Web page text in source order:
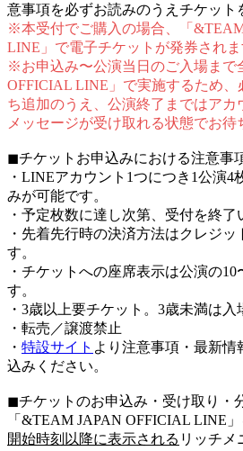
意事項を必ずお読みのうえチケット
※本受付でご購入の場合、「
LINE」で電子チケットが発券されま
※お申込み〜公演当日のご入場まで
OFFICIAL LINE」で実施するため
ち追加のうえ、公演終了まではアカ
メッセージが受け取れる状態でお待
◼︎チケットお申込みにおける注意事
・LINEアカウント1つにつき1公演4
みが可能です。
・予定枚数に達し次第、受付を終了
・先着先行時の決済方法はクレジッ
す。
・チケットへの座席表示は公演の
す。
・3歳以上要チケット。3歳未満は入
・転売／譲渡禁止
・ 特設サイト より注意事項・最新情
込みください。
◼︎チケットのお申込み・受け取り・
「&TEAM JAPAN OFFICIAL LINE
開始時刻以降に表示される リッチメ